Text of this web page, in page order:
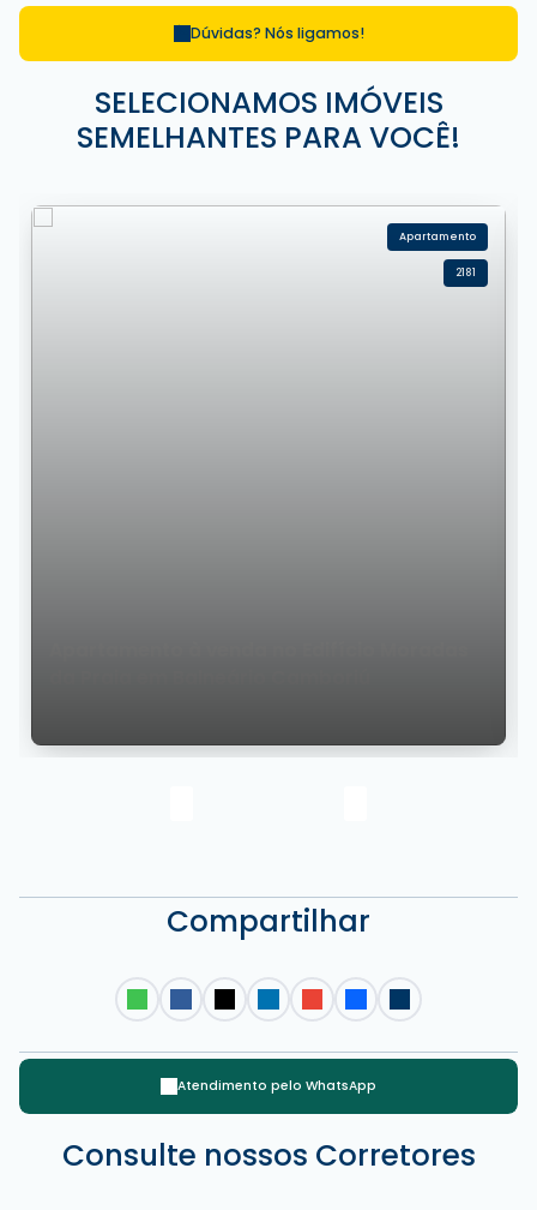
Dúvidas? Nós ligamos!
SELECIONAMOS IMÓVEIS
SEMELHANTES PARA VOCÊ!
Apartamento
2181
Catarina, Brasil
Compartilhar
Atendimento pelo WhatsApp
Consulte nossos Corretores